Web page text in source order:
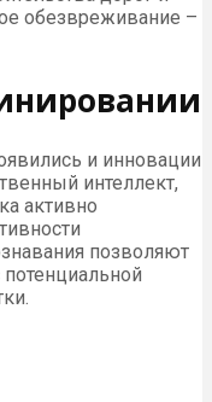
обезвреживание –
и инновации
интеллект,
активно
позволяют